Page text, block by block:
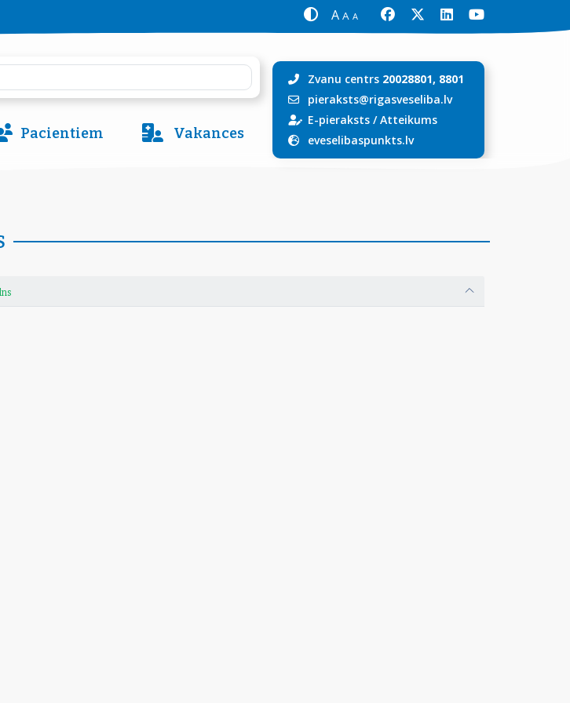
A A A
Pacientiem Vakances
Zvanu centrs 20028801, 8801
pieraksts@rigasveseliba.lv
E-pieraksts/Atteikums
eveselibaspunkts.lv